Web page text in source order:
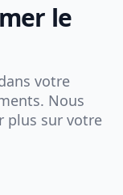
le
votre
Nous
plus sur votre